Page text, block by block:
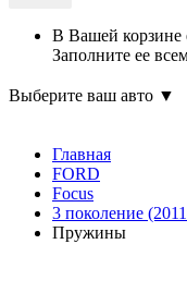
В Вашей корзине
Заполните ее
Выберите ваш авто ▼
Главная
FORD
Focus
3 поколение
Пружины